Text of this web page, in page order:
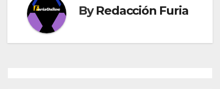
ByRedacción Furia